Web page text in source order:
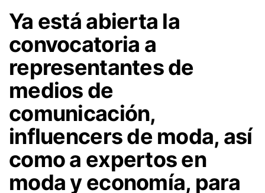
Ya está abierta la
convocatoria a
representantes de
medios de
comunicación,
influencers de moda, así
como a expertos en
moda y economía, para